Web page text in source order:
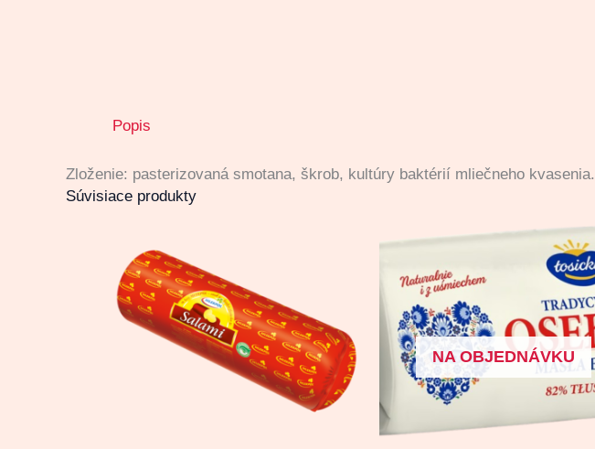
Popis
Zloženie: pasterizovaná smotana, škrob, kultúry baktérií mliečneho
Súvisiace produkty
NA OBJEDNÁVKU